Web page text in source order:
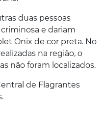
duas pessoas
e dariam
Onix de cor preta. No
na região, o
não foram localizados.
de Flagrantes